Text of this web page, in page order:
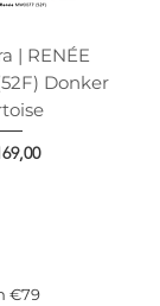
| RENÉE
Donker
€79